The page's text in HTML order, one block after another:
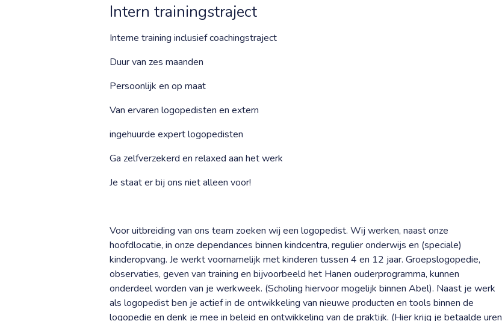
Intern trainingstraject
Interne training inclusief coachingstraject
Duur van zes maanden
Persoonlijk en op maat
Van ervaren logopedisten en extern
ingehuurde expert logopedisten
Ga zelfverzekerd en relaxed aan het werk
Je staat er bij ons niet alleen voor!
Voor uitbreiding van ons team zoeken wij een logopedist. Wij werken, naast onze
hoofdlocatie, in onze dependances binnen kindcentra, regulier onderwijs en (speciale)
kinderopvang. Je werkt voornamelijk met kinderen tussen 4 en 12 jaar. Groepslogopedie,
observaties, geven van training en bijvoorbeeld het Hanen ouderprogramma, kunnen
onderdeel worden van je werkweek. (Scholing hiervoor mogelijk binnen Abel). Naast je werk
als logopedist ben je actief in de ontwikkeling van nieuwe producten en tools binnen de
logopedie en denk je mee in beleid en ontwikkeling van de praktijk. (Hier krijg je betaalde uren